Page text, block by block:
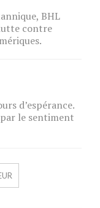
BHL
contre
d’espérance.
le sentiment